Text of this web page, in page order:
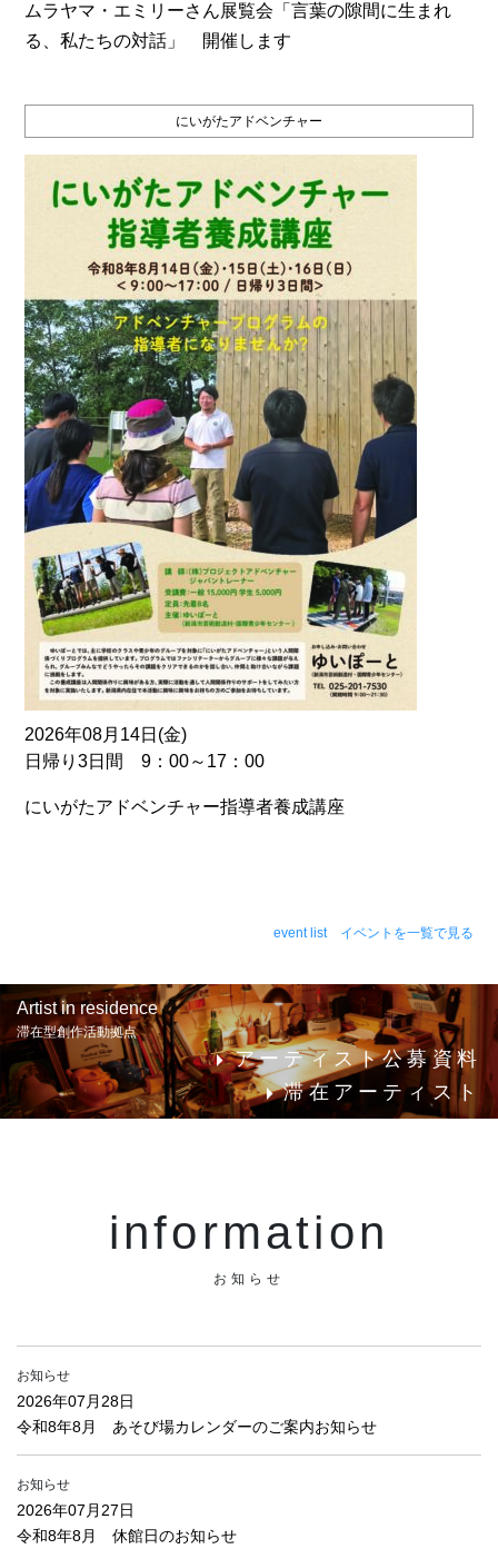
ムラヤマ・エミリーさん展覧会「言葉の隙間に生まれ
る、私たちの対話」 開催します
にいがたアドベンチャー
2026年08月14日(金)
日帰り3日間 9：00～17：00
にいがたアドベンチャー指導者養成講座
event list イベントを一覧で見る
Artist in residence
滞在型創作活動拠点
アーティスト公募資料
滞在アーティスト
information
お知らせ
お知らせ
2026年07月28日
令和8年8月 あそび場カレンダーのご案内お知らせ
お知らせ
2026年07月27日
令和8年8月 休館日のお知らせ